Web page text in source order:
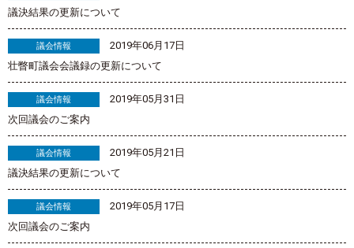
議決結果の更新について
議会情報
2019年06月17日
壮瞥町議会会議録の更新について
議会情報
2019年05月31日
次回議会のご案内
議会情報
2019年05月21日
議決結果の更新について
議会情報
2019年05月17日
次回議会のご案内